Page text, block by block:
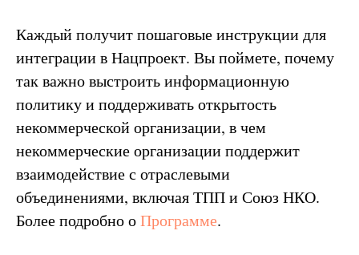
Каждый получит пошаговые инструкции для
интеграции в Нацпроект. Вы поймете, почему
так важно выстроить информационную
политику и поддерживать открытость
некоммерческой организации, в чем
некоммерческие организации поддержит
взаимодействие с отраслевыми
объединениями, включая ТПП и Союз НКО.
Более подробно оПрограмме.